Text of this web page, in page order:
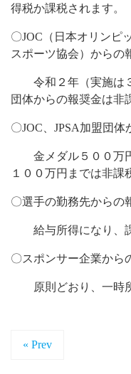
得税か課税されます。
〇JOC（日本オリンピ
スポーツ協会）からの
令和２年（実施は３
団体からの報奨金は非
〇JOC、JPSA加盟団
金メダル５００万円
１００万円までは非課
〇選手の勤務先からの
給与所得になり、課
〇スポンサー企業から
原則どおり、一時所
« Prev